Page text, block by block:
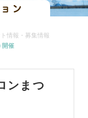
ン
情報・募集情報
開催
ンまつ